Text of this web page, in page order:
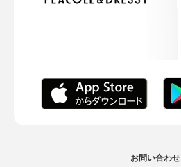
お問い合わせ